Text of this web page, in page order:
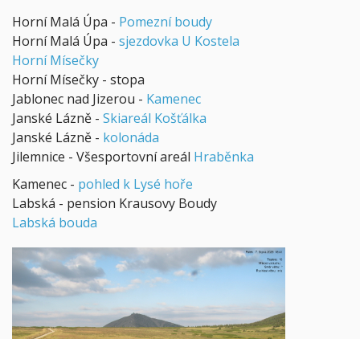
Horní Malá Úpa - Pomezní boudy
Horní Malá Úpa - sjezdovka U Kostela
Horní Mísečky
Horní Mísečky - stopa
Jablonec nad Jizerou - Kamenec
Janské Lázně - Skiareál Košťálka
Janské Lázně - kolonáda
Jilemnice - Všesportovní areál Hraběnka
Kamenec - pohled k Lysé hoře
Labská - pension Krausovy Boudy
Labská bouda